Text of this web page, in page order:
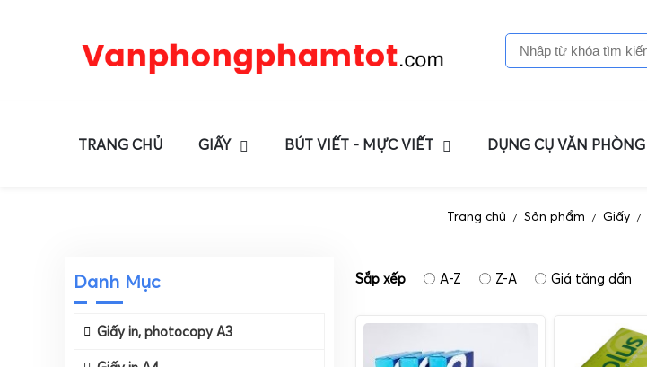
TRANG CHỦ GIẤY BÚT VIẾT - MỰC VIẾT DỤNG CỤ VĂN PHÒNG
Trang chủ / Sản phẩm / Giấy /
Danh Mục
Giấy in, photocopy A3
Sắp xếp A-Z Z-A Giá tăng dần